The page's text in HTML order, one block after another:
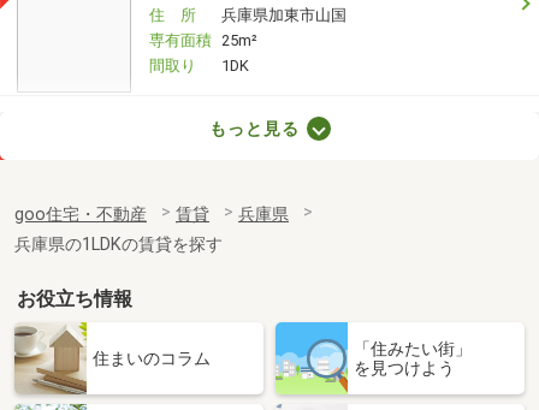
住 所
兵庫県加東市山国
専有面積 25m²
間取り
1DK
兵庫県高砂市伊保崎１丁目
専有面積
22.35m²
間取り
兵庫県明石市西明石町５丁目
価 格
兵庫県明石市西明石町５丁目
専有面積 24.51m²
もっと見る
goo住宅・不動産 賃貸
兵庫県
兵庫県の1LDKの賃貸を探す
お役立ち情報
住まいのコラム
「住みたい街」
を見つけよう